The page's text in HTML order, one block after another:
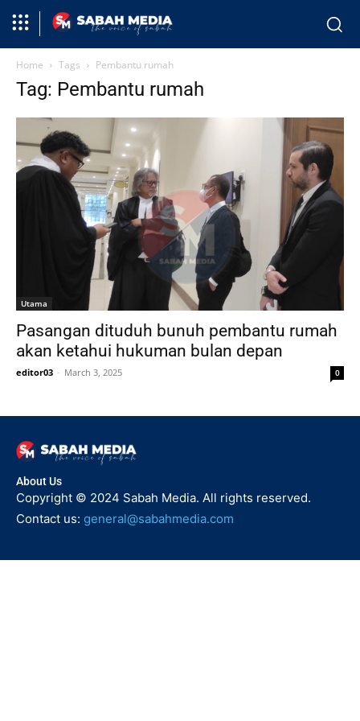
Home Tags Pembantu rumah
Tag: Pembantu rumah
Utama
Pasangan dituduh bunuh pembantu rumah
akan ketahui hukuman bulan depan
editor03 - March 3, 2025 0
About Us
Copyright © 2024 Sabah Media. All rights reserved.
Contact us: general@sabahmedia.com